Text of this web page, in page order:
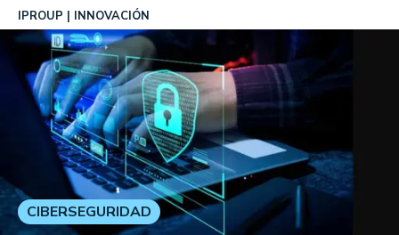
IPROUP INNOVACIÓN
CIBERSEGURIDAD